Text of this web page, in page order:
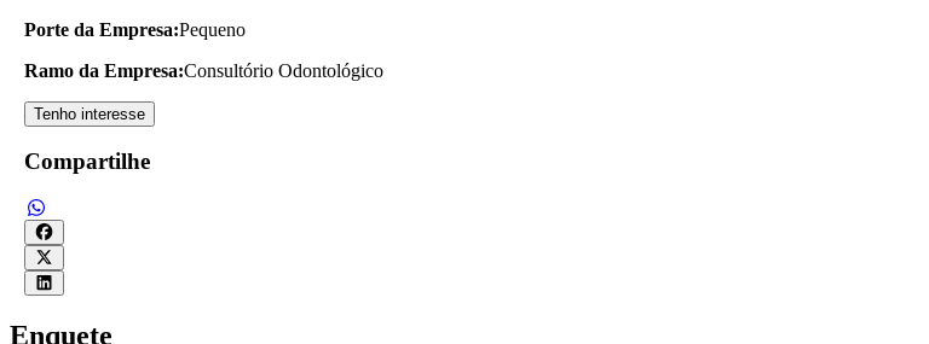
Porte da Empresa:Pequeno
Ramo da Empresa:Consultório Odontológico
Tenho interesse
Compartilhe
Enquete